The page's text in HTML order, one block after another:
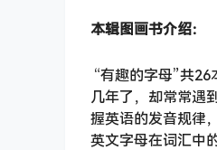
本辑图画书介绍：
“有趣的字母”共
几年了，却常常遇
握英语的发音规律
英文字母在词汇中